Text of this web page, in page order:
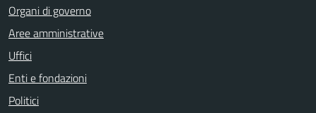
Organi di governo
Aree amministrative
Uffici
Enti e fondazioni
Politici